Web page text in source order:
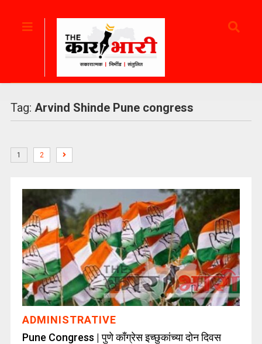
Tag: Arvind Shinde Pune congress
1 2
ADMINISTRATIVE
Pune Congress | पुणे कॉंग्रेस इच्छुकांच्या दोन दिवस